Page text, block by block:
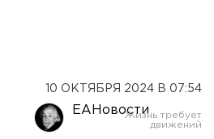
10 ОКТЯБРЯ 2024 В 07:54
ЕАНовости